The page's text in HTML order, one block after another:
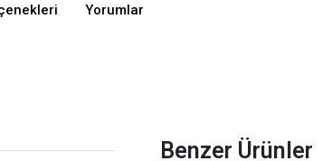
Yorumlar
Benzer Ürünler